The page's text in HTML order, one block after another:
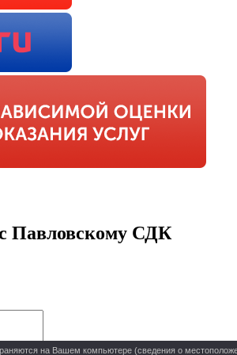
на Вашем компьютере (сведения о
Павловскому СДК